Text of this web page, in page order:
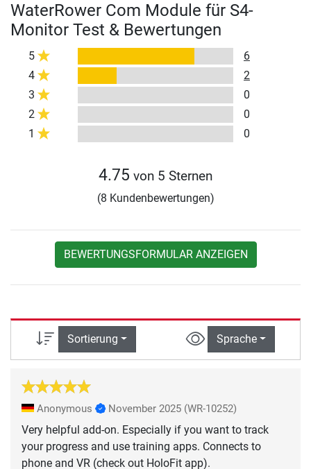
WaterRower Com Module für S4-
Monitor Test & Bewertungen
5
6
4
2
3
0
2
0
1
0
4.75 von 5 Sternen
(8 Kundenbewertungen)
BEWERTUNGSFORMULAR ANZEIGEN
Sortierung Sprache
Anonymous November 2025 (WR-10252)
Very helpful add-on. Especially if you want to track
your progress and use training apps. Connects to
phone and VR (check out HoloFit app).